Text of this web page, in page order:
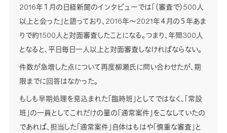
2016年１月の日経新聞のインタビューでは「（審査で）500人
以上と会った」と語っており、2016年～2021年４月の５年あま
りで約1500人と対面審査したことになる。つまり、年間300人
となると、平日毎日一人以上と対面審査しなければならない。
件数が急増した点について再度柳瀬氏に問い合わせたが、期
限までに回答はなかった。
もしも早期処理を見込まれた「臨時班」としてではなく、「常設
班」の一員としてこれだけの量の「通常案件」をこなしていたの
であれば、担当した「通常案件」自体はもはや「慎重な審査」と